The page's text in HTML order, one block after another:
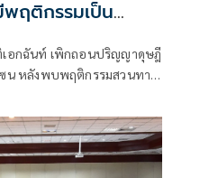
ฤติกรรมเป็น
เอกฉันท์ เพิกถอนปริญญาดุษฎี
น หลังพบพฤติกรรมสวนทาง
มศักดิ์